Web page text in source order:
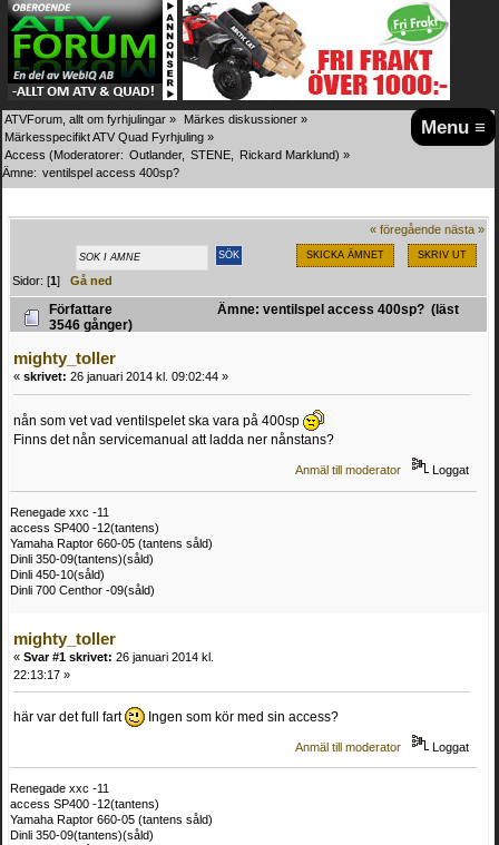
Menu ≡
ATVForum, allt om fyrhjulingar » Märkes diskussioner »
Märkesspecifikt ATV Quad Fyrhjuling »
Access (Moderatorer: Outlander, STENE Rickard Marklund) »
Ämne: ventilspel access 400sp?
« föregående nästa »
SKICKA ÄMNET SKRIV UT
Sidor: [1]Gå ned
Författare
Ämne: ventilspel access 400sp? (läst
3546 gånger)
mighty_toller
« skrivet: 26 januari 2014 kl. 09:02:44 »
nån som vet vad ventilspelet ska vara på 400sp
Finns det nån servicemanual att ladda ner nånstans?
Anmäl till moderator Loggat
Renegade xxc -11
access SP400 -12(tantens)
Yamaha Raptor 660-05 (tantens såld)
Dinli 350-09(tantens)(såld)
Dinli 450-10(såld)
Dinli 700 Centhor -09(såld)
mighty_toller
« Svar #1 skrivet: 26 januari 2014 kl.
22:13:17 »
här var det full fart Ingen som kör med sin access?
Anmäl till moderator Loggat
Renegade xxc -11
access SP400 -12(tantens)
Yamaha Raptor 660-05 (tantens såld)
Dinli 350-09(tantens)(såld)